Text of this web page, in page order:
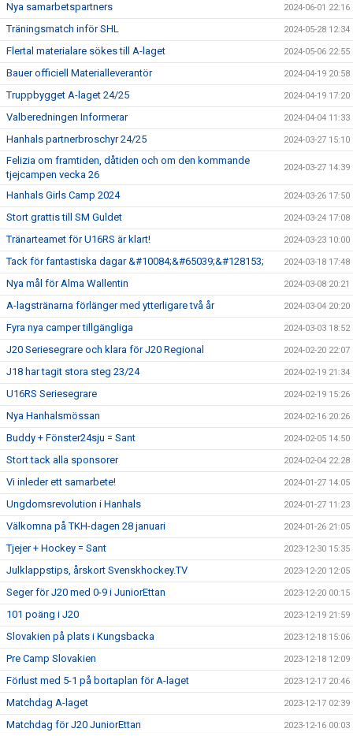
Nya samarbetspartners 2024-06-01 22:16
Träningsmatch inför SHL 2024-05-28 12:34
Flertal materialare sökes till A-laget 2024-05-06 22:55
Bauer officiell Materialleverantör 2024-04-19 20:58
Truppbygget A-laget 24/25 2024-04-19 17:20
Valberedningen Informerar 2024-04-04 11:33
Hanhals partnerbroschyr 24/25 2024-03-27 15:10
Felizia om framtiden, dåtiden och om den kommande
tjejcampen vecka 26
2024-03-27 14:39
Hanhals Girls Camp 2024 2024-03-26 17:50
Stort grattis till SM Guldet 2024-03-24 17:08
Tränarteamet för U16RS är klart! 2024-03-23 10:00
Tack för fantastiska dagar &#10084;&#65039;&#128153; 2024-03-18 17:48
Nya mål för Alma Wallentin 2024-03-08 20:21
A-lagstränarna förlänger med ytterligare två år 2024-03-04 20:20
Fyra nya camper tillgängliga 2024-03-03 18:52
J20 Seriesegrare och klara för J20 Regional 2024-02-20 22:07
J18 har tagit stora steg 23/24 2024-02-19 21:34
U16RS Seriesegrare 2024-02-19 15:26
Nya Hanhalsmössan 2024-02-16 20:26
Buddy + Fönster24sju = Sant 2024-02-05 14:50
Stort tack alla sponsorer 2024-02-04 22:28
Vi inleder ett samarbete! 2024-01-27 14:05
Ungdomsrevolution i Hanhals 2024-01-27 11:23
Välkomna på TKH-dagen 28 januari 2024-01-26 21:05
Tjejer + Hockey = Sant 2023-12-30 15:35
Julklappstips, årskort Svenskhockey.TV 2023-12-20 12:05
Seger för J20 med 0-9 i JuniorEttan 2023-12-20 00:15
101 poäng i J20 2023-12-19 21:59
Slovakien på plats i Kungsbacka 2023-12-18 15:06
Pre Camp Slovakien 2023-12-18 12:09
Förlust med 5-1 på bortaplan för A-laget 2023-12-17 20:46
Matchdag A-laget 2023-12-17 02:39
Matchdag för J20 JuniorEttan 2023-12-16 00:03